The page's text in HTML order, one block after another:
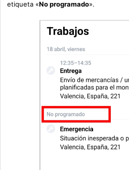
etiqueta «Noprogramado».